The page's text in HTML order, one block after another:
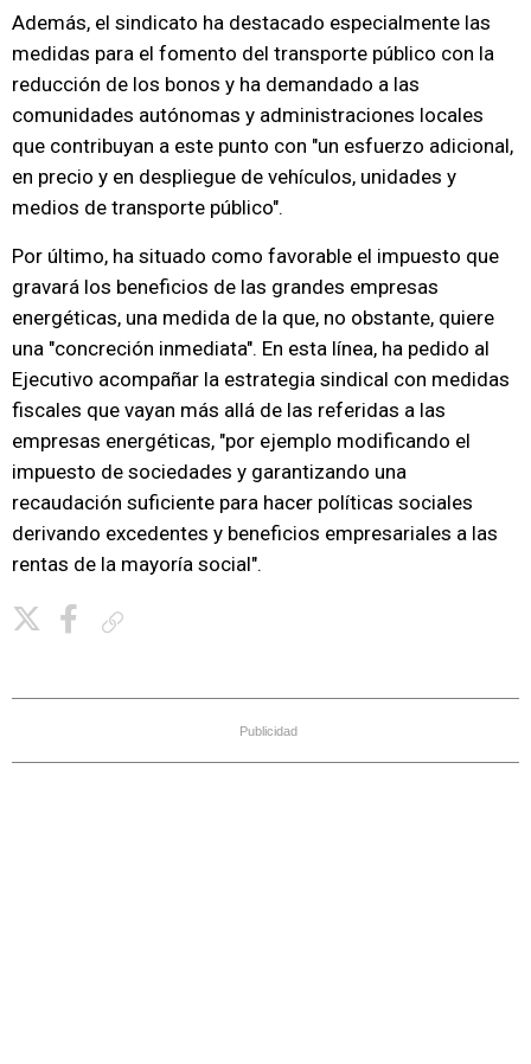
Además, el sindicato ha destacado especialmente las
medidas para el fomento del transporte público con la
reducción de los bonos y ha demandado a las
comunidades autónomas y administraciones locales
que contribuyan a este punto con "un esfuerzo adicional,
en precio y en despliegue de vehículos, unidades y
medios de transporte público".
Por último, ha situado como favorable el impuesto que
gravará los beneficios de las grandes empresas
energéticas, una medida de la que, no obstante, quiere
una "concreción inmediata". En esta línea, ha pedido al
Ejecutivo acompañar la estrategia sindical con medidas
fiscales que vayan más allá de las referidas a las
empresas energéticas, "por ejemplo modificando el
impuesto de sociedades y garantizando una
recaudación suficiente para hacer políticas sociales
derivando excedentes y beneficios empresariales a las
rentas de la mayoría social".
Publicidad